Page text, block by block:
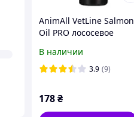
AnimAll VetLine Salmon
Oil PRO лососевое
кошек и собак, 100 мл
В наличии
3.9 (9)
178₴